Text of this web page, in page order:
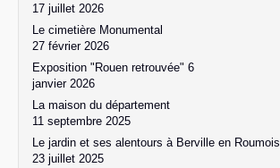
17 juillet 2026
Le cimetière Monumental
27 février 2026
Exposition "Rouen retrouvée" 6
janvier 2026
La maison du département
11 septembre 2025
Le jardin et ses alentours à Berville en Roumois
23 juillet 2025